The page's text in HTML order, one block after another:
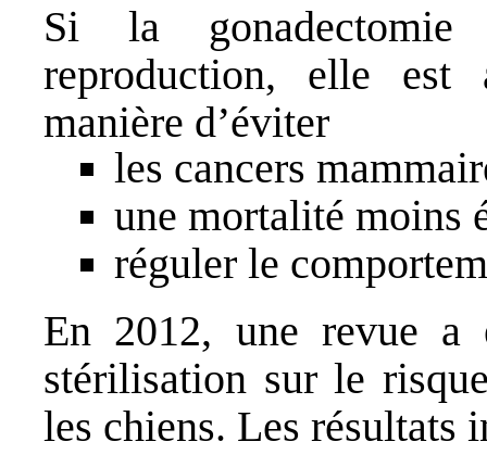
Si la
reproduction, elle est
manière d’éviter
les cancers
une mortalité moins
réguler le
En 2012, une revue a
stérilisation sur le
les chiens. Les résultats